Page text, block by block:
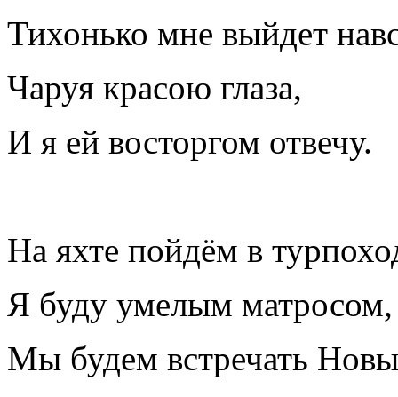
Тихонько мне выйдет
Чаруя красою глаза,
И я ей восторгом отвечу.
На яхте пойдём в
Я буду умелым матросом,
Мы будем встречать